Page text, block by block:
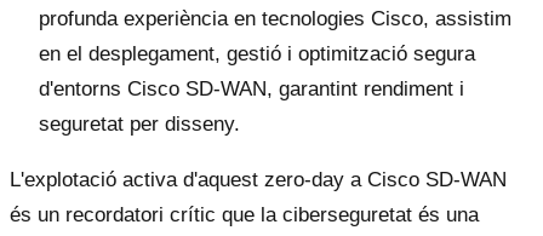
profunda experiència en tecnologies Cisco, assistim
en el desplegament, gestió i optimització segura
d'entorns Cisco SD-WAN, garantint rendiment i
seguretat per disseny.
L'explotació activa d'aquest zero-day a Cisco SD-WAN
és un recordatori crític que la ciberseguretat és una